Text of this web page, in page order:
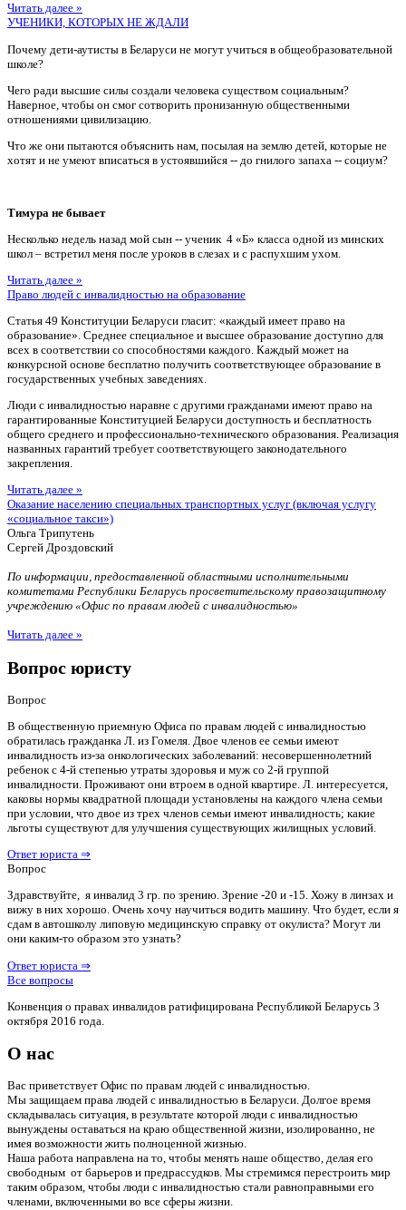
Читать далее »
УЧЕНИКИ, КОТОРЫХ НЕ ЖДАЛИ
Почему дети-аутисты в Беларуси не могут учиться в общеобразовательной
школе?
Чего ради высшие силы создали человека существом социальным?
Наверное, чтобы он смог сотворить пронизанную общественными
отношениями цивилизацию.
Что же они пытаются объяснить нам, посылая на землю детей, которые не
хотят и не умеют вписаться в устоявшийся -- до гнилого запаха -- социум?
Тимура не бывает
Несколько недель назад мой сын -- ученик 4 «Б» класса одной из минских
школ – встретил меня после уроков в слезах и с распухшим ухом.
Читать далее »
Право людей с инвалидностью на образование
Статья 49 Конституции Беларуси гласит: «каждый имеет право на
образование». Среднее специальное и высшее образование доступно для
всех в соответствии со способностями каждого. Каждый может на
конкурсной основе бесплатно получить соответствующее образование в
государственных учебных заведениях.
Люди с инвалидностью наравне с другими гражданами имеют право на
гарантированные Конституцией Беларуси доступность и бесплатность
общего среднего и профессионально-технического образования. Реализация
названных гарантий требует соответствующего законодательного
закрепления.
Читать далее »
Оказание населению специальных транспортных услуг (включая услугу
«социальное такси»)
Ольга Трипутень
Сергей Дроздовский
По информации, предоставленной областными исполнительными
комитетами Республики Беларусь просветительскому правозащитному
учреждению «Офис по правам людей с инвалидностью»
Читать далее »
Вопрос юристу
Вопрос
В общественную приемную Офиса по правам людей с инвалидностью
обратилась гражданка Л. из Гомеля. Двое членов ее семьи имеют
инвалидность из-за онкологических заболеваний: несовершеннолетний
ребенок с 4-й степенью утраты здоровья и муж со 2-й группой
инвалидности. Проживают они втроем в одной квартире. Л. интересуется,
каковы нормы квадратной площади установлены на каждого члена семьи
при условии, что двое из трех членов семьи имеют инвалидность; какие
льготы существуют для улучшения существующих жилищных условий.
Ответ юриста ⇒
Вопрос
Здравствуйте, я инвалид 3 гр. по зрению. Зрение -20 и -15. Хожу в линзах и
вижу в них хорошо. Очень хочу научиться водить машину. Что будет, если я
сдам в автошколу липовую медицинскую справку от окулиста? Могут ли
они каким-то образом это узнать?
Ответ юриста ⇒
Все вопросы
Конвенция о правах инвалидов ратифицирована Республикой Беларусь 3
октября 2016 года.
О нас
Вас приветствует Офис по правам людей с инвалидностью.
Мы защищаем права людей с инвалидностью в Беларуси. Долгое время
складывалась ситуация, в результате которой люди с инвалидностью
вынуждены оставаться на краю общественной жизни, изолированно, не
имея возможности жить полноценной жизнью.
Наша работа направлена на то, чтобы менять наше общество, делая его
свободным от барьеров и предрассудков. Мы стремимся перестроить мир
таким образом, чтобы люди с инвалидностью стали равноправными его
членами, включенными во все сферы жизни.